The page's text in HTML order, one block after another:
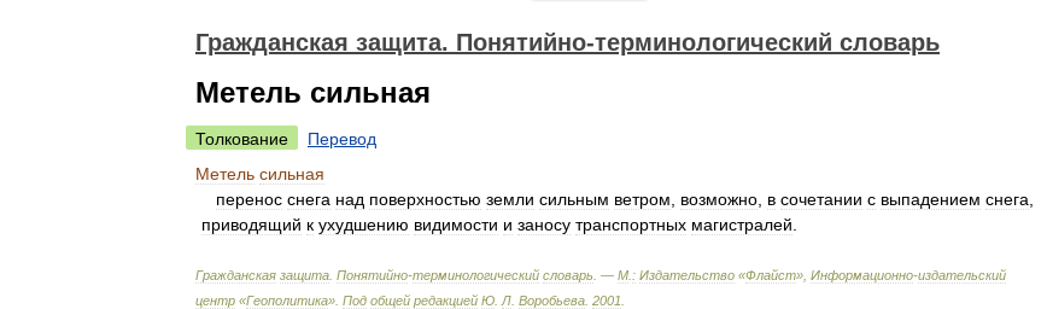
Гражданская защита. Понятийно-терминологический словарь
Метель сильная
Толкование
Перевод
Метель сильная
перенос снега над поверхностью земли сильным ветром возможно в сочетании с выпадением снега
приводящий к ухудшению видимости и заносу транспортных магистралей
Гражданская защита Понятийно-терминологический словарь . — М : Издательство «Флайст», Информационно-издательский
центр «Геополитика» Под общей редакцией Ю Л Воробьева 2001